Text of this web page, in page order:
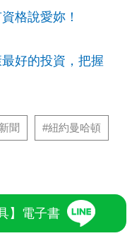
格說愛妳！
好的投資，把握
聞 #紐約曼哈頓
】電子書